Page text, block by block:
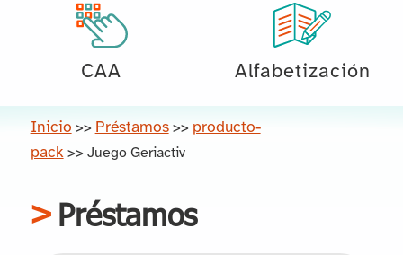
CAA Alfabetización
Inicio >> Préstamos >> producto-
pack >> Juego Geriactiv
Préstamos